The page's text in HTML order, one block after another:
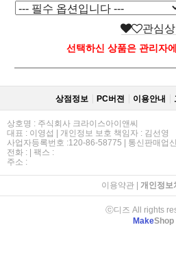
관심
선택하신 상품은 관리자
상점정보 PC버젼 이용안내
상호명 : 주식회사 크라이스아이앤씨
대표 : 이영섭 | 개인정보 보호 책임자 : 김선영
사업자등록번호 :120-86-58775 | 통신판매업
전화 : | 팩스 :
주소 :
이용약관| 개인정보
ⓒ디즈 All rights
MakeShop